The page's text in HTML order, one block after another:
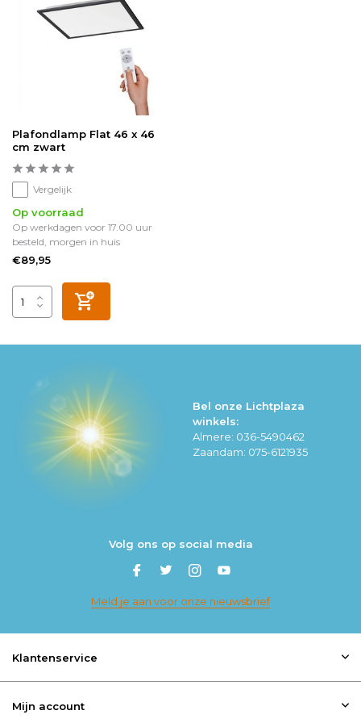
Plafondlamp Flat 46 x 46
cm zwart
Vergelijk
Op voorraad
Op werkdagen voor 17.00 uur
besteld, morgen in huis
€89,95
Bel onze Lichtplaza
winkels:
Almere: 036-5490462
Zaandam: 075-6121935
Volg ons op social media
Meld je aan voor onze nieuwsbrief
Klantenservice
Mijn account